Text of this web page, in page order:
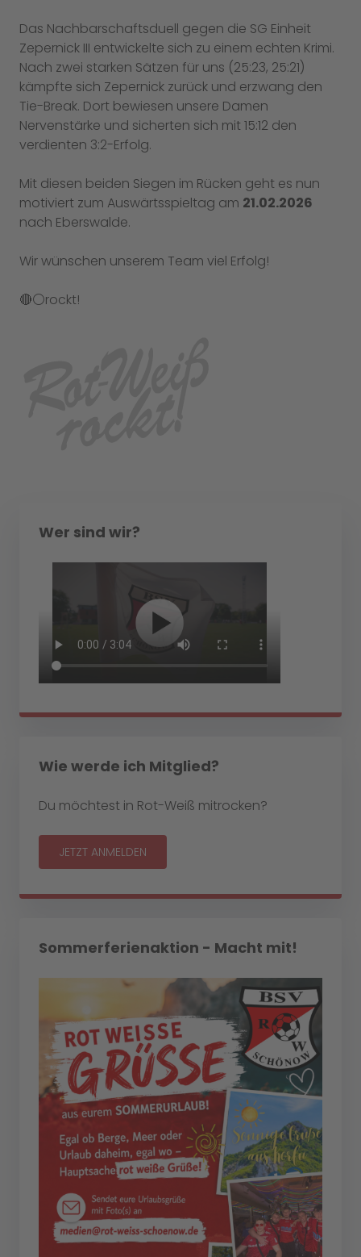
Das Nachbarschaftsduell gegen die SG Einheit
Zepernick III entwickelte sich zu einem echten Krimi.
Nach zwei starken Sätzen für uns (25:23, 25:21)
kämpfte sich Zepernick zurück und erzwang den
Tie-Break. Dort bewiesen unsere Damen
Nervenstärke und sicherten sich mit 15:12 den
verdienten 3:2-Erfolg.
Mit diesen beiden Siegen im Rücken geht es nun
motiviert zum Auswärtsspieltag am 21.02.2026
nach Eberswalde.
Wir wünschen unserem Team viel Erfolg!
🔴⚪rockt!
Wer sind wir?
Wie werde ich Mitglied?
Du möchtest in Rot-Weiß mitrocken?
JETZT ANMELDEN
Sommerferienaktion - Macht mit!